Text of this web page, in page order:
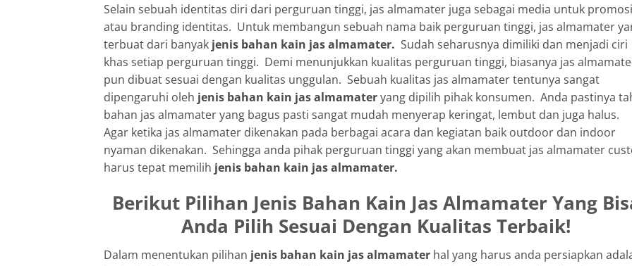
Selain sebuah identitas diri dari perguruan tinggi, jas almamater juga sebagai media untuk promosi
atau branding identitas. Untuk membangun sebuah nama baik perguruan tinggi, jas almamater
terbuat dari banyak jenis bahan kain jas almamater. Sudah seharusnya dimiliki dan menjadi ciri
khas setiap perguruan tinggi. Demi menunjukkan kualitas perguruan tinggi, biasanya jas
pun dibuat sesuai dengan kualitas unggulan. Sebuah kualitas jas almamater tentunya sangat
dipengaruhi oleh jenis bahan kain jas almamateryang dipilih pihak konsumen. Anda pastinya
bahan jas almamater yang bagus pasti sangat mudah menyerap keringat, lembut dan juga halus.
Agar ketika jas almamater dikenakan pada berbagai acara dan kegiatan baik outdoor dan indoor
nyaman dikenakan. Sehingga anda pihak perguruan tinggi yang akan membuat jas almamater
harus tepat memilih jenis bahan kain jas almamater.
Berikut Pilihan Jenis Bahan Kain Jas Almamater Yang
Anda Pilih Sesuai Dengan Kualitas Terbaik!
Dalam menentukan pilihan jenis bahan kain jas almamater hal yang harus anda persiapkan